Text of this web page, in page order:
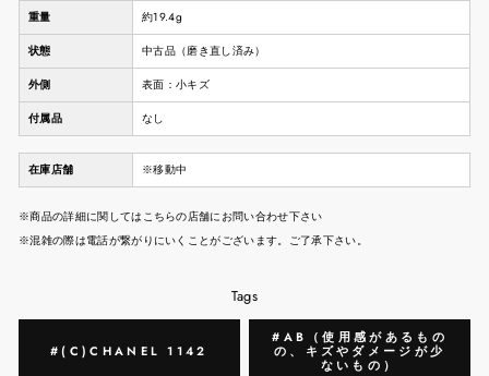
重量 約19.4g
状態 中古品（磨き直し済み）
外側 表面：小キズ
付属品 なし
在庫店舗 ※移動中
※商品の詳細に関してはこちらの店舗にお問い合わせ下さい
※混雑の際は電話が繋がりにいくことがございます。ご了承下さい。
Tags
#(C)CHANEL 1142
#AB（使用感があるもの
の、キズやダメージが少
ないもの）